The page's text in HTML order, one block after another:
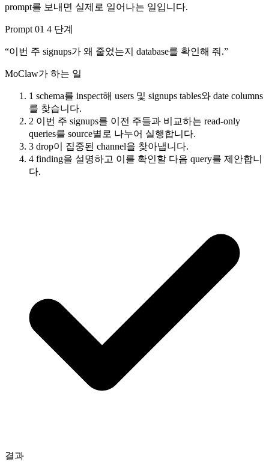
prompt를 보내면 실제로 일어나는 일입니다.
Prompt 01 4 단계
“이번 주 signups가 왜 줄었는지 database를 확인해 줘.”
MoClaw가 하는 일
1 schema를 inspect해 users 및 signups tables와 date columns
를 찾습니다.
2 이번 주 signups를 이전 주들과 비교하는 read-only
queries를 source별로 나누어 실행합니다.
3 drop이 집중된 channel을 찾아냅니다.
4 finding을 설명하고 이를 확인할 다음 query를 제안합니
다.
결과